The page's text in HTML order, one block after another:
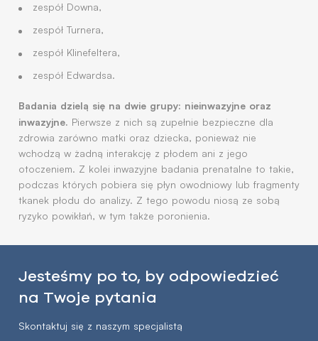
zespół Downa,
zespół Turnera,
zespół Klinefeltera,
zespół Edwardsa.
Badania dzielą się na dwie grupy: nieinwazyjne oraz
inwazyjne. Pierwsze z nich są zupełnie bezpieczne dla
zdrowia zarówno matki oraz dziecka, ponieważ nie
wchodzą w żadną interakcję z płodem ani z jego
otoczeniem. Z kolei inwazyjne badania prenatalne to takie,
podczas których pobiera się płyn owodniowy lub fragmenty
tkanek płodu do analizy. Z tego powodu niosą ze sobą
ryzyko powikłań, w tym także poronienia.
Jesteśmy po to, by odpowiedzieć
na Twoje pytania
Skontaktuj się z naszym specjalistą